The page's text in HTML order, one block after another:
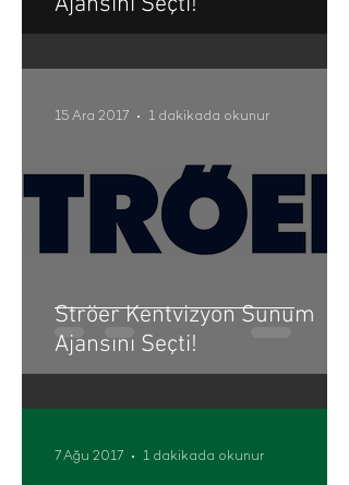
Ströer Kentvizyon Sunum
Ajansını Seçti!
15 Ara 2017 1 dakikada okunur
7 Ağu 2017 1 dakikada okunur